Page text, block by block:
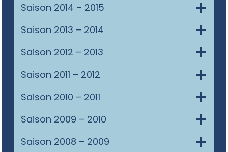
Saison 2014 – 2015
Saison 2013 – 2014
Saison 2012 – 2013
Saison 2011 – 2012
Saison 2010 – 2011
Saison 2009 – 2010
Saison 2008 – 2009